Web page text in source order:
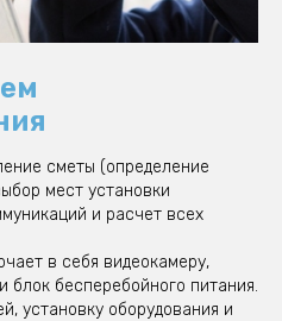
сметы (определение
мест установки
и расчет всех
в себя видеокамеру,
блок бесперебойного питания.
установку оборудования и